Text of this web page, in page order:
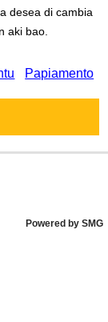
desea di cambia
aki bao.
Papiamento
Powered by SMG